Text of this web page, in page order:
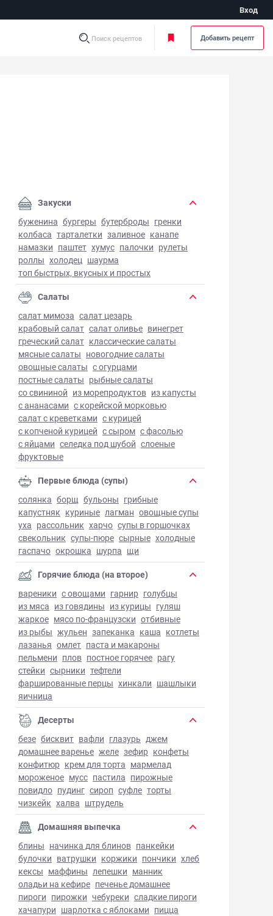
Вход
Поиск рецептов Добавить рецепт
пицца - фото готового блюда
Закуски
буженина бургеры бутерброды гренки
колбаса тарталетки заливное канапе
намазки паштет хумус палочки рулеты
роллы холодец шаурма
топ быстрых, вкусных и простых
Салаты
салат мимоза салат цезарь
крабовый салат салат оливье винегрет
греческий салат классические салаты
мясные салаты новогодние салаты
овощные салаты с огурцами
постные салаты рыбные салаты
со свининой из морепродуктов из капусты
с ананасами с корейской морковью
салат с креветками с курицей
с копченой курицей с сыром с фасолью
с яйцами селедка под шубой слоеные
фруктовые
Первые блюда (супы)
солянка борщ бульоны грибные
капустняк куриные лагман овощные супы
уха рассольник харчо супы в горшочках
свекольник супы-пюре сырные холодные
гаспачо окрошка шурпа щи
Горячие блюда (на второе)
вареники с овощами гарнир голубцы
из мяса из говядины из курицы гуляш
жаркое мясо по-французски отбивные
из рыбы жульен запеканка каша котлеты
лазанья омлет паста и макароны
пельмени плов постное горячее рагу
стейки сырники тефтели
фаршированные перцы хинкали шашлыки
яичница
Десерты
безе бисквит вафли глазурь джем
домашнее варенье желе зефир конфеты
конфитюр крем для торта мармелад
мороженое мусс пастила пирожные
повидло пудинг сироп суфле торты
чизкейк халва штрудель
Домашняя выпечка
блины начинка для блинов панкейки
булочки ватрушки коржики пончики хлеб
кексы маффины лепешки манник
оладьи на кефире печенье домашнее
пироги пирожки чебуреки сладкие пироги
хачапури шарлотка с яблоками пицца